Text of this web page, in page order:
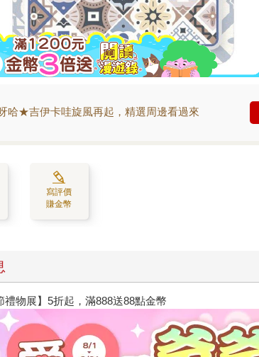
哈★吉伊卡哇旋風再起，精選周邊看過來
寫評價
賺金幣
禮物展】5折起，滿888送88點金幣